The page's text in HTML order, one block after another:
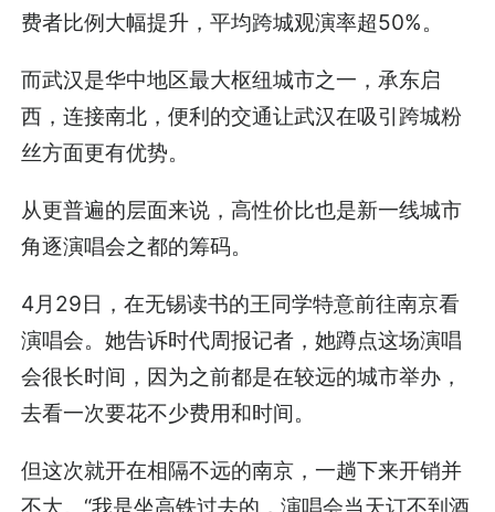
费者比例大幅提升，平均跨城观演率超50%。
而武汉是华中地区最大枢纽城市之一，承东启
西，连接南北，便利的交通让武汉在吸引跨城粉
丝方面更有优势。
从更普遍的层面来说，高性价比也是新一线城市
角逐演唱会之都的筹码。
4月29日，在无锡读书的王同学特意前往南京看
演唱会。她告诉时代周报记者，她蹲点这场演唱
会很长时间，因为之前都是在较远的城市举办，
去看一次要花不少费用和时间。
但这次就开在相隔不远的南京，一趟下来开销并
不大。“我是坐高铁过去的，演唱会当天订不到酒